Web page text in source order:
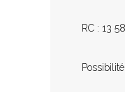
RC : 13